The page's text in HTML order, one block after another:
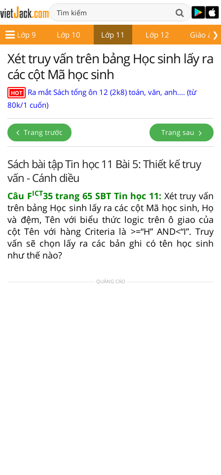
❯
Lớp 9 Lớp 10 Lớp 11 Lớp 12 Giáo án
Xét truy vấn trên bảng Học sinh lấy ra
các cột Mã học sinh
HOT
Ra mắt Sách tổng ôn 12 (2k8) toán, văn, anh.... (từ
80k/1 cuốn)
Trang trước Trang sau
Sách bài tập Tin học 11 Bài 5: Thiết kế truy
vấn - Cánh diều
Câu FICT35 trang 65 SBT Tin học 11: Xét truy vấn
trên bảng Học sinh lấy ra các cột Mã học sinh, Họ
và đệm, Tên với biểu thức logic trên ô giao của
cột Tên với hàng Criteria là >=“H” AND<“I”. Truy
vấn sẽ chọn lấy ra các bản ghi có tên học sinh
như thế nào?
QUẢNG CÁO